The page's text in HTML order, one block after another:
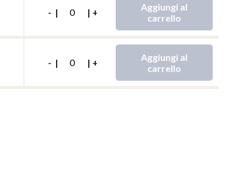
- | | +
Aggiungi al
carrello
- | | +
Aggiungi al
carrello